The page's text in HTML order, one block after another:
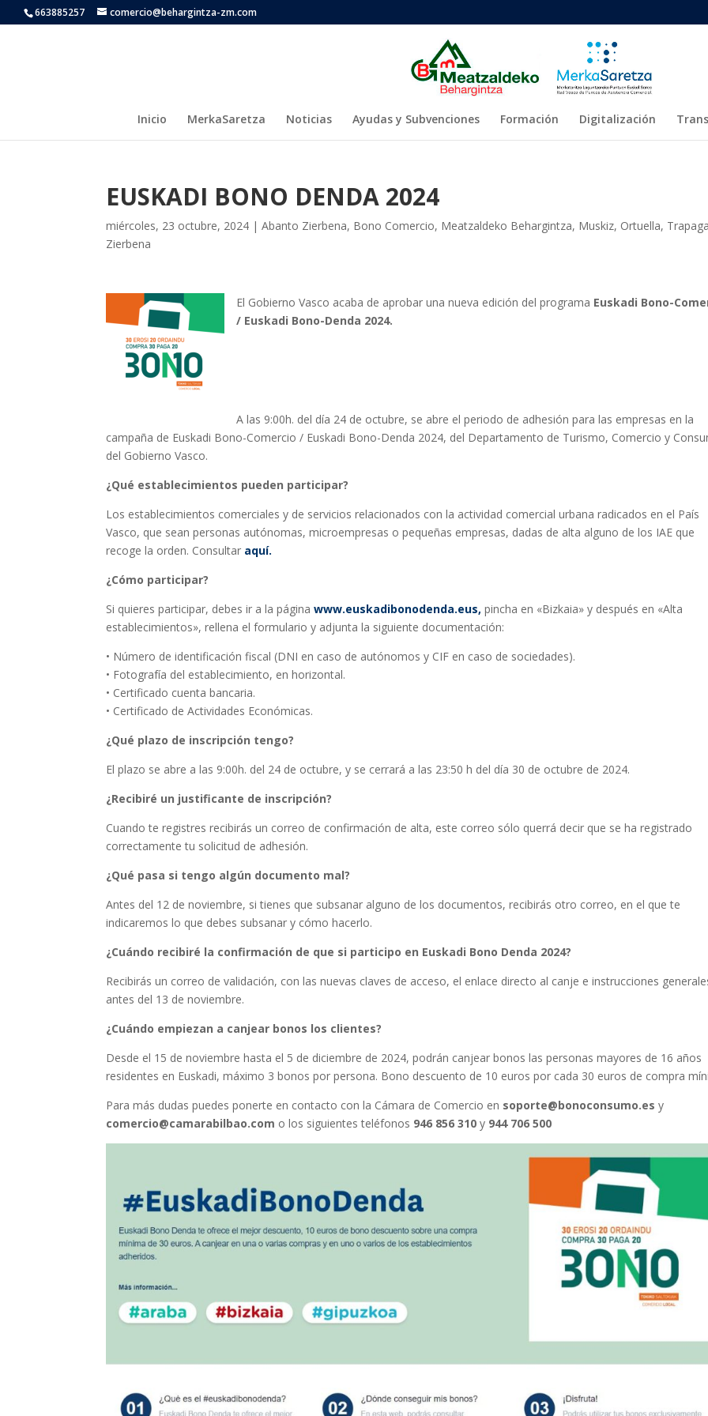
663885257 comercio@behargintza-zm.com
Inicio MerkaSaretza Noticias Ayudas y Subvenciones Formación Digitalización
EUSKADI BONO DENDA 2024
miércoles, 23 octubre, 2024 |Abanto Zierbena, Bono Comercio, Meatzaldeko Behargintza, Muskiz, Ortuella,
Zierbena
El Gobierno Vasco acaba de aprobar una nueva edición del programa Euskadi Bono-
/ Euskadi Bono-Denda 2024.
A las 9:00h. del día 24 de octubre, se abre el periodo de adhesión para las empresas en la
campaña de Euskadi Bono-Comercio / Euskadi Bono-Denda 2024, del Departamento de Turismo, Comercio y
del Gobierno Vasco.
¿Qué establecimientos pueden participar?
Los establecimientos comerciales y de servicios relacionados con la actividad comercial urbana radicados en el País
Vasco, que sean personas autónomas, microempresas o pequeñas empresas, dadas de alta alguno de los IAE que
recoge la orden. Consultar aquí.
¿Cómo participar?
Si quieres participar, debes ir a la página www.euskadibonodenda.eus, pincha en «Bizkaia» y después en «Alta
establecimientos», rellena el formulario y adjunta la siguiente documentación:
• Número de identificación fiscal (DNI en caso de autónomos y CIF en caso de sociedades).
• Fotografía del establecimiento, en horizontal.
• Certificado cuenta bancaria.
• Certificado de Actividades Económicas.
¿Qué plazo de inscripción tengo?
El plazo se abre a las 9:00h. del 24 de octubre, y se cerrará a las 23:50 h del día 30 de octubre de 2024.
¿Recibiré un justificante de inscripción?
Cuando te registres recibirás un correo de confirmación de alta, este correo sólo querrá decir que se ha registrado
correctamente tu solicitud de adhesión.
¿Qué pasa si tengo algún documento mal?
Antes del 12 de noviembre, si tienes que subsanar alguno de los documentos, recibirás otro correo, en el que te
indicaremos lo que debes subsanar y cómo hacerlo.
¿Cuándo recibiré la confirmación de que si participo en Euskadi Bono Denda 2024?
Recibirás un correo de validación, con las nuevas claves de acceso, el enlace directo al canje e instrucciones
antes del 13 de noviembre.
¿Cuándo empiezan a canjear bonos los clientes?
Desde el 15 de noviembre hasta el 5 de diciembre de 2024, podrán canjear bonos las personas mayores de 16 años
residentes en Euskadi, máximo 3 bonos por persona. Bono descuento de 10 euros por cada 30 euros de compra
Para más dudas puedes ponerte en contacto con la Cámara de Comercio en soporte@bonoconsumo.es y
comercio@camarabilbao.com o los siguientes teléfonos 946 856 310 y 944 706 500